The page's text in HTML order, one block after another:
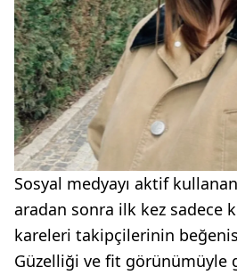
Sosyal medyayı aktif
aradan sonra ilk kez sadece
kareleri takipçilerinin
Güzelliği ve fit görünümüyle